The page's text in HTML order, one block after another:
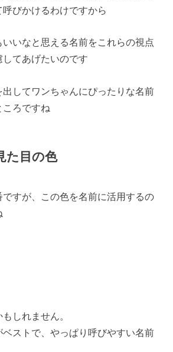
びかけるわけですから
いなと思える名前をこれらの視点
てあげたいのです
してワンちゃんにぴったりな名前
ころですね
た目の色
すが、この色を名前に活用するの
しれません。
ベストで、やっぱり呼びやすい名前